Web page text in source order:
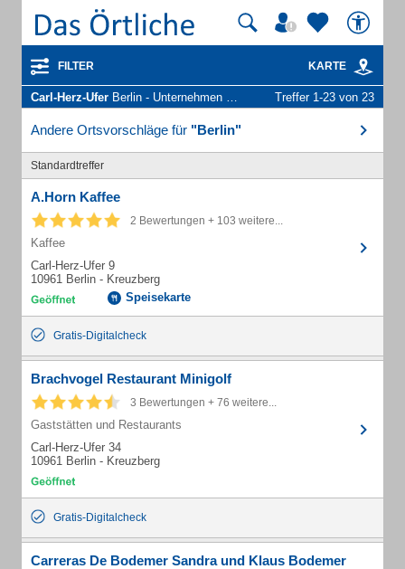
FILTER KARTE
Carl-Herz-Ufer Berlin - Unternehmen und Personen Treffer 1-23 von 23
Andere Ortsvorschläge für "Berlin"
Standardtreffer
A.Horn Kaffee
2 Bewertungen + 103 weitere...
Kaffee
Carl-Herz-Ufer 9
10961 Berlin - Kreuzberg
Speisekarte
Gratis-Digitalcheck
Brachvogel Restaurant Minigolf
3 Bewertungen + 76 weitere...
Gaststätten und Restaurants
Carl-Herz-Ufer 34
10961 Berlin - Kreuzberg
Gratis-Digitalcheck
Carreras De Bodemer Sandra und Klaus Bodemer